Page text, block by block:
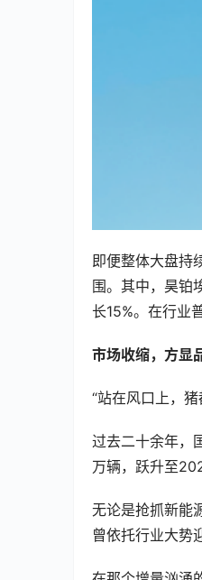
即便整体大盘持
围。其中，昊铂
长15%。在行业
市场收缩，方显
“站在风口上，
过去二十余年，
万辆，跃升至
无论是抢抓新能
曾依托行业大势